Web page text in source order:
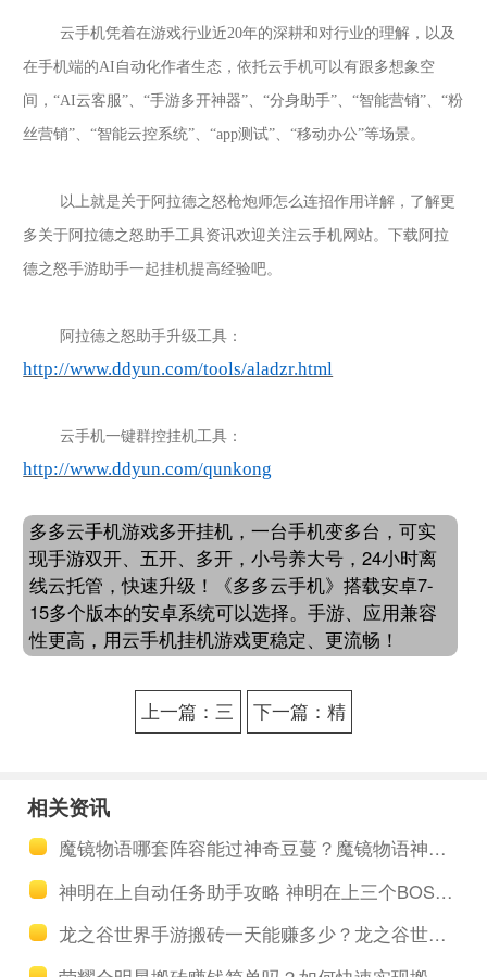
云手机凭着在游戏行业近20年的深耕和对行业的理解，以及
在手机端的AI自动化作者生态，依托云手机可以有跟多想象空
间，“AI云客服”、“手游多开神器”、“分身助手”、“智能营销”、“粉
丝营销”、“智能云控系统”、“app测试”、“移动办公”等场景。
以上就是关于阿拉德之怒枪炮师怎么连招作用详解，了解更
多关于阿拉德之怒助手工具资讯欢迎关注云手机网站。下载 阿拉
德之怒手游助手一起挂机提高经验吧。
阿拉德之怒助手升级工具：
http://www.ddyun.com/tools/aladzr.html
云手机一键群控挂机工具：
http://www.ddyun.com/qunkong
多多云手机游戏多开挂机，一台手机变多台，可实
现手游双开、五开、多开，小号养大号，24小时离
线云托管，快速升级！《多多云手机》搭载安卓7-
15多个版本的安卓系统可以选择。手游、应用兼容
性更高，用云手机挂机游戏更稳定、更流畅！
上一篇：三
介绍
下一篇：精
相关资讯
魔镜物语哪套阵容能过神奇豆蔓？魔镜物语神奇豆蔓推图阵容推荐
神明在上自动任务助手攻略 神明在上三个BOSS怎么打
龙之谷世界手游搬砖一天能赚多少？龙之谷世界多开挂机搬砖攻略